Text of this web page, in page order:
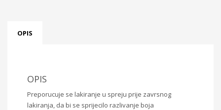
OPIS
OPIS
Preporucuje se lakiranje u spreju prije zavrsnog
lakiranja, da bi se sprijecilo razlivanje boja